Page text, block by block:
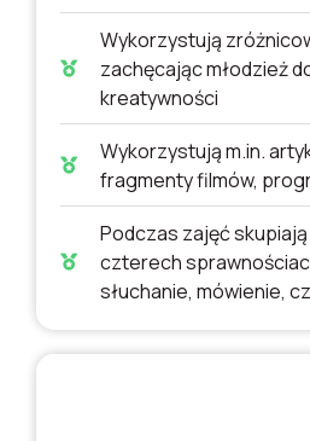
Wykorzystują
zachęcając młodzież
kreatywności
Wykorzystują m.in.
fragmenty filmów,
Podczas zajęć
czterech
słuchanie, mówienie,